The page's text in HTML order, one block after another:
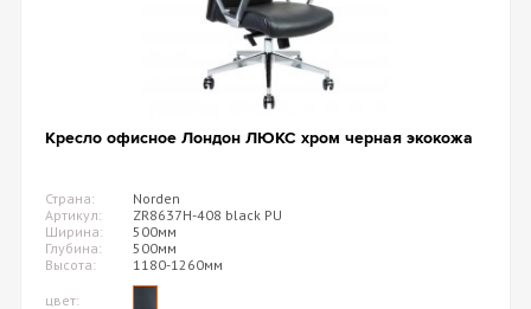
Кресло офисное Лондон ЛЮКС хром черная экокожа
Страна:
Norden
Артикул:
ZR8637H-408 black PU
Ширина:
500мм
Глубина:
500мм
Высота:
1180-1260мм
цвет: